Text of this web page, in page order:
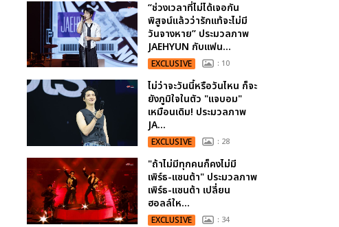
“ช่วงเวลาที่ไม่ได้เจอกัน
พิสูจน์แล้วว่ารักแท้จะไม่มี
วันจางหาย” ประมวลภาพ
JAEHYUN กับแฟน...
EXCLUSIVE : 10
ไม่ว่าจะวันนี้หรือวันไหน ก็จะ
ยังภูมิใจในตัว "แจบอม"
เหมือนเดิม! ประมวลภาพ
JA...
EXCLUSIVE : 28
"ถ้าไม่มีทุกคนก็คงไม่มี
เพิร์ธ-แซนต้า" ประมวลภาพ
เพิร์ธ-แซนต้า เปลี่ยน
ฮอลล์ให...
EXCLUSIVE : 34